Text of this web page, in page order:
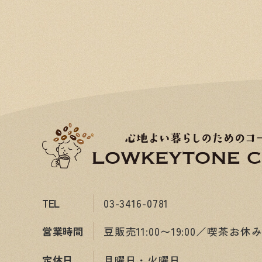
TEL
03-3416-0781
営業時間
豆販売11:00〜19:00／喫茶お休